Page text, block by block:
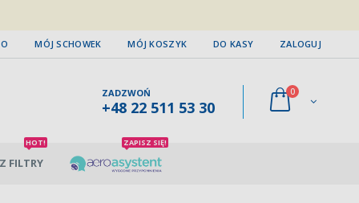
MÓJ SCHOWEK MÓJ KOSZYK DO KASY ZALOGUJ
ZADZWOŃ
+48 22 511 53 30
0
FILTRY
HOT! ZAPISZ SIĘ!